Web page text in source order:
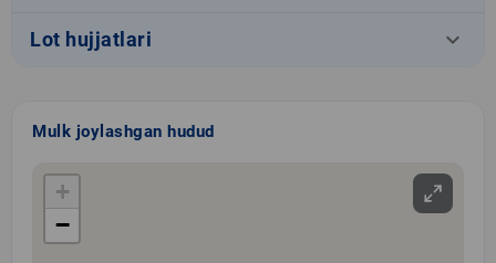
Lot hujjatlari keyboard_arrow_down
Mulk joylashgan hudud
+
−